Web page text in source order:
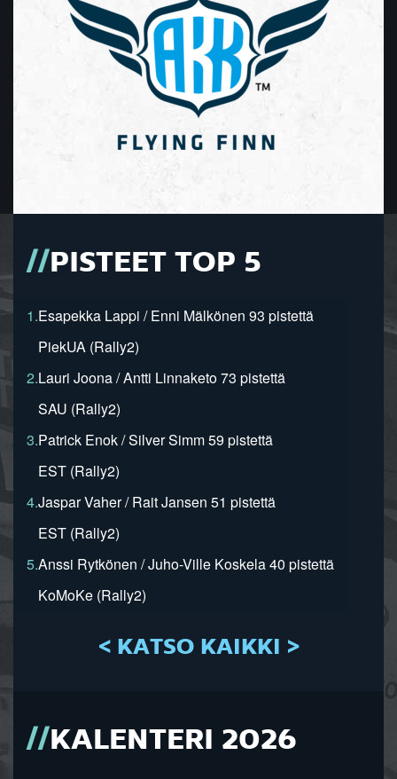
PISTEET TOP 5
1.Esapekka Lappi / Enni Mälkönen 93 pistettä
PiekUA (Rally2)
2.Lauri Joona / Antti Linnaketo 73 pistettä
SAU (Rally2)
3.Patrick Enok / Silver Simm 59 pistettä
EST (Rally2)
4.Jaspar Vaher / Rait Jansen 51 pistettä
EST (Rally2)
5.Anssi Rytkönen / Juho-Ville Koskela 40 pistettä
KoMoKe (Rally2)
< KATSO KAIKKI >
KALENTERI 2026